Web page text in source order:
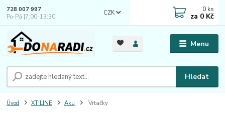
Menu
CZK
Hledat
728 007 997
Po-Pá |7:00-13:30|
0 ks
za 0 Kč
Úvod XT LINE Aku Vrtačky